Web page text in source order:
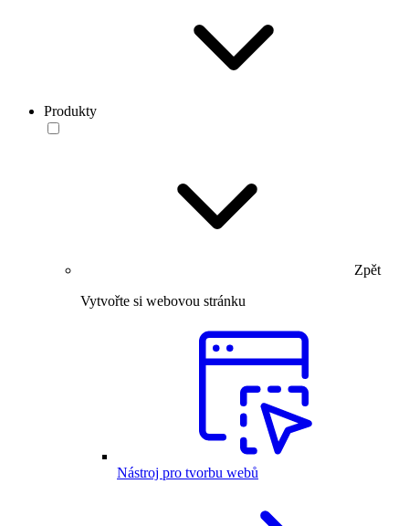
Produkty
Zpět
Vytvořte si webovou stránku
Nástroj pro tvorbu webů